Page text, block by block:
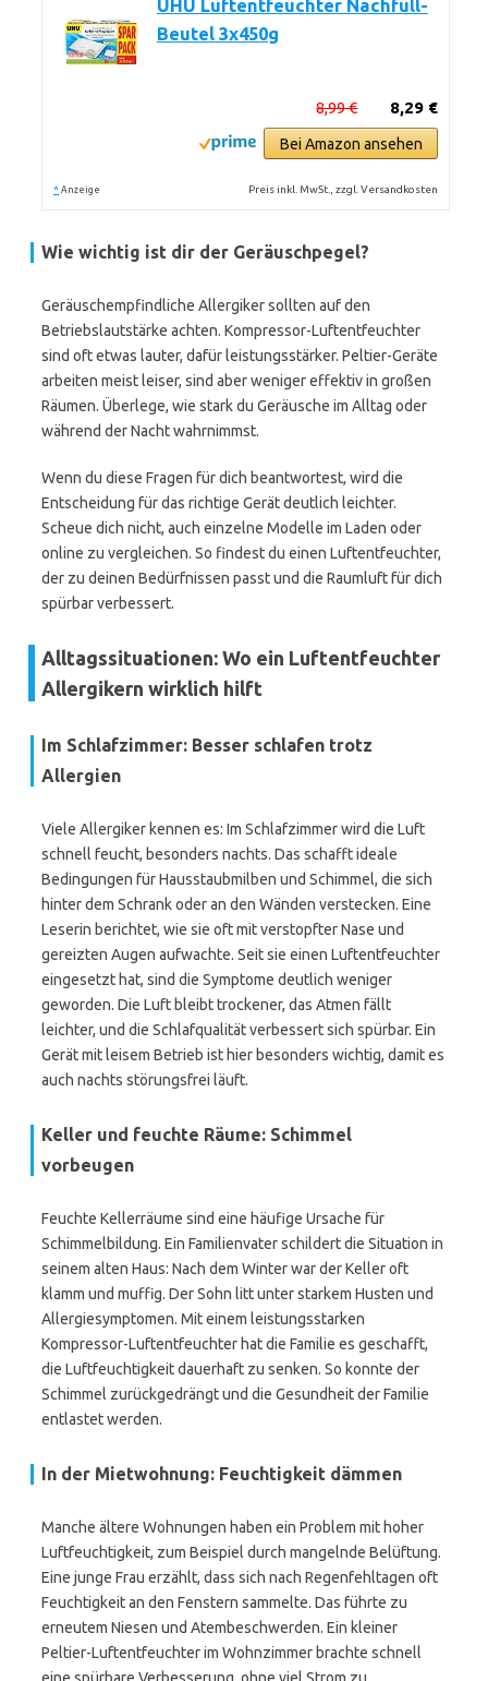
UHU Luftentfeuchter Nachfüll-
Beutel 3x450g
8,29 €
8,99 €
Bei Amazon ansehen
* Anzeige Preis inkl. MwSt., zzgl. Versandkosten
Wie wichtig ist dir der Geräuschpegel?
Geräuschempfindliche Allergiker sollten auf den
Betriebslautstärke achten. Kompressor-Luftentfeuchter
sind oft etwas lauter, dafür leistungsstärker. Peltier-Geräte
arbeiten meist leiser, sind aber weniger effektiv in großen
Räumen. Überlege, wie stark du Geräusche im Alltag oder
während der Nacht wahrnimmst.
Wenn du diese Fragen für dich beantwortest, wird die
Entscheidung für das richtige Gerät deutlich leichter.
Scheue dich nicht, auch einzelne Modelle im Laden oder
online zu vergleichen. So findest du einen Luftentfeuchter,
der zu deinen Bedürfnissen passt und die Raumluft für dich
spürbar verbessert.
Alltagssituationen: Wo ein Luftentfeuchter
Allergikern wirklich hilft
Im Schlafzimmer: Besser schlafen trotz
Allergien
Viele Allergiker kennen es: Im Schlafzimmer wird die Luft
schnell feucht, besonders nachts. Das schafft ideale
Bedingungen für Hausstaubmilben und Schimmel, die sich
hinter dem Schrank oder an den Wänden verstecken. Eine
Leserin berichtet, wie sie oft mit verstopfter Nase und
gereizten Augen aufwachte. Seit sie einen Luftentfeuchter
eingesetzt hat, sind die Symptome deutlich weniger
geworden. Die Luft bleibt trockener, das Atmen fällt
leichter, und die Schlafqualität verbessert sich spürbar. Ein
Gerät mit leisem Betrieb ist hier besonders wichtig, damit es
auch nachts störungsfrei läuft.
Keller und feuchte Räume: Schimmel
vorbeugen
Feuchte Kellerräume sind eine häufige Ursache für
Schimmelbildung. Ein Familienvater schildert die Situation in
seinem alten Haus: Nach dem Winter war der Keller oft
klamm und muffig. Der Sohn litt unter starkem Husten und
Allergiesymptomen. Mit einem leistungsstarken
Kompressor-Luftentfeuchter hat die Familie es geschafft,
die Luftfeuchtigkeit dauerhaft zu senken. So konnte der
Schimmel zurückgedrängt und die Gesundheit der Familie
entlastet werden.
In der Mietwohnung: Feuchtigkeit dämmen
Manche ältere Wohnungen haben ein Problem mit hoher
Luftfeuchtigkeit, zum Beispiel durch mangelnde Belüftung.
Eine junge Frau erzählt, dass sich nach Regenfehltagen oft
Feuchtigkeit an den Fenstern sammelte. Das führte zu
erneutem Niesen und Atembeschwerden. Ein kleiner
Peltier-Luftentfeuchter im Wohnzimmer brachte schnell